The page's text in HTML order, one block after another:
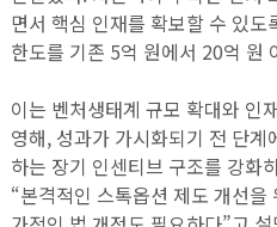
면서 핵심 인재를 확보할 수 있
한도를 기존 5억 원에서 20억 원
이는 벤처생태계 규모 확대와 인
영해, 성과가 가시화되기 전 단
하는 장기 인센티브 구조를 강화
“본격적인 스톡옵션 제도 개선